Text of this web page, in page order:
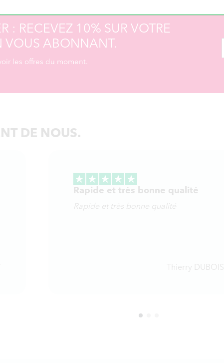
: RECEVEZ 10% SUR VOTRE
VOUS ABONNANT.
les offres du moment.
DE NOUS.
Rapide et très bonne qualité
Rapide et très bonne qualité
Thierry DUBOIS